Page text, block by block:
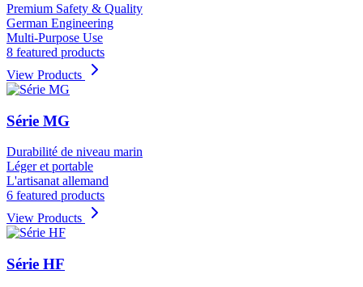
Premium Safety & Quality
German Engineering
Multi-Purpose Use
8 featured products
View Products
Série MG
Durabilité de niveau marin
Léger et portable
L'artisanat allemand
6 featured products
View Products
Série HF